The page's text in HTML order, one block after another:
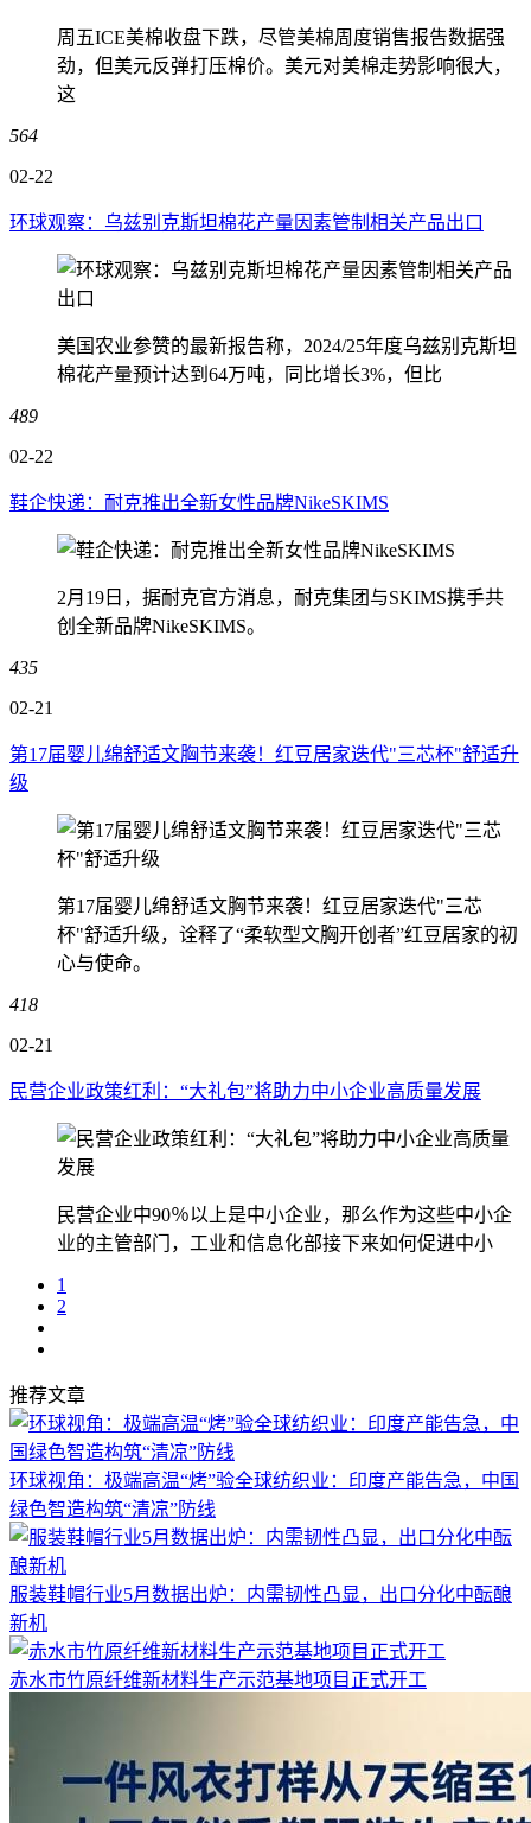
周五ICE美棉收盘下跌，尽管美棉周度销售报告数据强
劲，但美元反弹打压棉价。美元对美棉走势影响很大，
这
564
02-22
环球观察：乌兹别克斯坦棉花产量因素管制相关产品出口
美国农业参赞的最新报告称，2024/25年度乌兹别克斯坦
棉花产量预计达到64万吨，同比增长3%，但比
489
02-22
鞋企快递：耐克推出全新女性品牌NikeSKIMS
2月19日，据耐克官方消息，耐克集团与SKIMS携手共
创全新品牌NikeSKIMS。
435
02-21
第17届婴儿绵舒适文胸节来袭！红豆居家迭代"三芯杯"舒适升
级
第17届婴儿绵舒适文胸节来袭！红豆居家迭代"三芯
杯"舒适升级，诠释了“柔软型文胸开创者”红豆居家的初
心与使命。
418
02-21
民营企业政策红利：“大礼包”将助力中小企业高质量发展
民营企业中90％以上是中小企业，那么作为这些中小企
业的主管部门，工业和信息化部接下来如何促进中小
1
2
推荐文章
环球视角：极端高温“烤”验全球纺织业：印度产能告急，中国
绿色智造构筑“清凉”防线
服装鞋帽行业5月数据出炉：内需韧性凸显，出口分化中酝酿
新机
赤水市竹原纤维新材料生产示范基地项目正式开工